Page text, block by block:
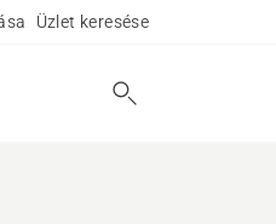
Üzlet keresése